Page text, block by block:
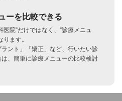
ーを比較できる
院”だけではなく、”診療メニュ
ます。
ラント」「矯正」など、行いたい診
、簡単に診療メニューの比較検討